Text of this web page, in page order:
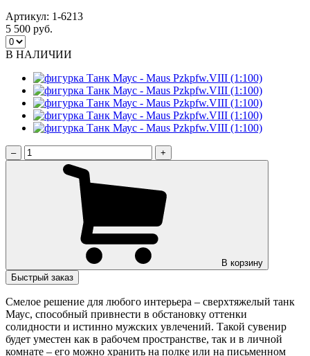
Артикул: 1-6213
5 500 руб.
В НАЛИЧИИ
– +
В корзину
Быстрый заказ
Смелое решение для любого интерьера – сверхтяжелый танк
Маус, способный привнести в обстановку оттенки
солидности и истинно мужских увлечений. Такой сувенир
будет уместен как в рабочем пространстве, так и в личной
комнате – его можно хранить на полке или на письменном